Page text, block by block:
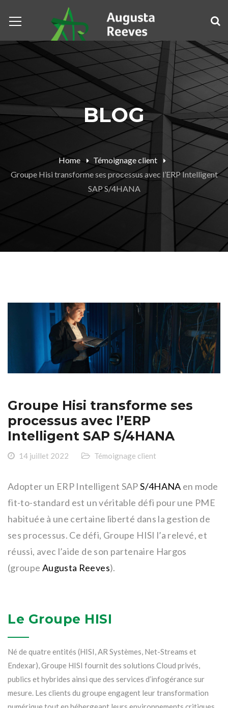
BLOG
Home
Témoignage client
Groupe Hisi transforme ses processus avec l’ERP Intelligent
SAP S/4HANA
Groupe Hisi transforme ses
processus avec l’ERP
Intelligent SAP S/4HANA
14 juillet 2022 Témoignage client
Adopter un ERP Intelligent SAPS/4HANA en mode
fit-to-standard est un véritable défi pour une PME
habituée à une certaine liberté dans la gestion de
ses processus. Ce défi, Groupe HISI l’a relevé, et
réussi, avec l’aide de son partenaire Hargos
(groupe Augusta Reeves).
Le Groupe HISI
Né de quatre entités (HISI, AR Systèmes, Net-Streams et
Endexar), Groupe HISI fournit des solutions Cloud privés,
publics et hybrides ainsi que des services d’infogérance sur
mesure. Les clients du groupe engagent leur transformation